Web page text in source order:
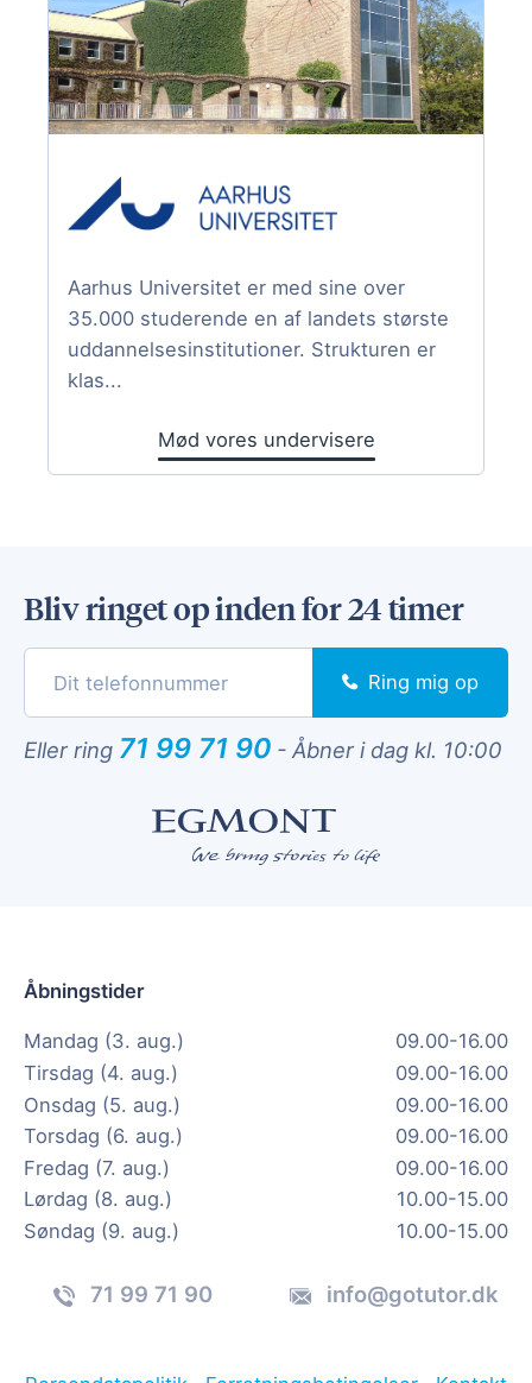
Aarhus Universitet er med sine over
35.000 studerende en af landets største
uddannelsesinstitutioner. Strukturen er
klas...
Mød vores undervisere
Bliv ringet op inden for 24 timer
Ring mig op
Eller ring 71 99 71 90 - Åbner i dag kl. 10:00
Åbningstider
Mandag (3. aug.)
09.00-16.00
Tirsdag (4. aug.)
09.00-16.00
Onsdag (5. aug.)
09.00-16.00
Torsdag (6. aug.)
09.00-16.00
Fredag (7. aug.)
09.00-16.00
Lørdag (8. aug.)
10.00-15.00
Søndag (9. aug.)
10.00-15.00
71 99 71 90 info@gotutor.dk